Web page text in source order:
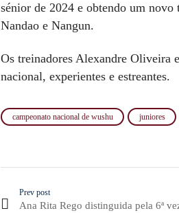
sénior de 2024 e obtendo um novo
Nandao e Nangun.
Os treinadores Alexandre Oliveira
nacional, experientes e estreantes.
campeonato nacional de wushu juniores
Prev post
Ana Rita Rego distinguida pela 6ª